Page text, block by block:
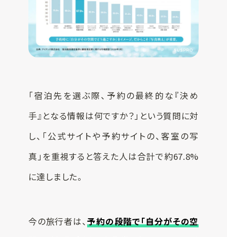
「宿泊先を選ぶ際、予約の最終的な『決め
手』となる情報は何ですか？」という質問に対
し、「公式サイトや予約サイトの、客室の写
真」を重視すると答えた人は合計で約67.8%
に達しました。
今の旅行者は、予約の段階で「自分がその空